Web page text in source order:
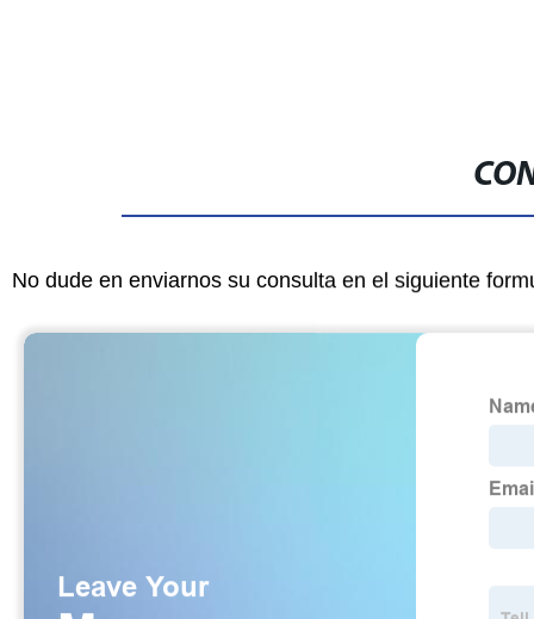
No dude en enviarnos su consulta en el siguiente